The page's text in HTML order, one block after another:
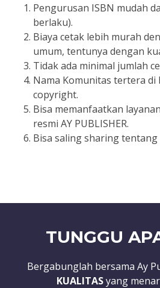
Pengurusan ISBN mudah
berlaku).
Biaya cetak lebih murah
umum, tentunya dengan
Tidak ada minimal jumlah
Nama Komunitas tertera di
copyright.
Bisa memanfaatkan
resmi AY PUBLISHER.
Bisa saling sharing
TUNGGU
Bergabunglah bersama Ay
KUALITASyang